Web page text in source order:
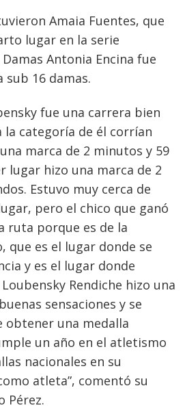
Amaia Fuentes, que
lugar en la serie
Antonia Encina fue
16 damas.
fue una carrera bien
la categoría de él corrían
marca de 2 minutos y 59
lugar hizo una marca de 2
Estuvo muy cerca de
pero el chico que ganó
ruta porque es de la
que es el lugar donde se
y es el lugar donde
Rendiche hizo una
sensaciones y se
obtener una medalla
un año en el atletismo
nacionales en su
atleta”, comentó su
Pérez.